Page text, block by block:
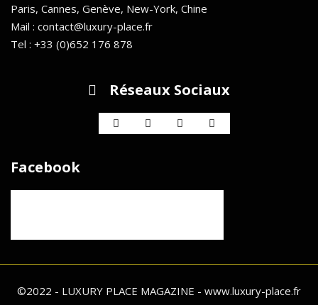
Paris, Cannes, Genève, New-York, Chine
Mail : contact@luxury-place.fr
Tel : +33 (0)652 176 878
Réseaux Sociaux
Facebook
©2022 - LUXURY PLACE MAGAZINE - www.luxury-place.fr